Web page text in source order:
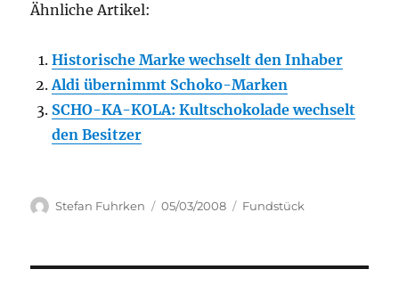
Ähnliche Artikel:
Historische Marke wechselt den Inhaber
Aldi übernimmt Schoko-Marken
SCHO-KA-KOLA: Kultschokolade wechselt
den Besitzer
Author
Stefan Fuhrken
Posted
05/03/2008 Categories
Fundstück